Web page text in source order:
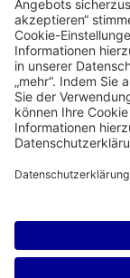
Frankfurt Airport
Frankfurt
©2004-2026 Fraport